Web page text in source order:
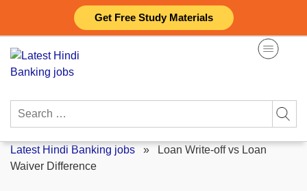
Get Free Study Materials
content
Search
Latest Hindi Banking jobs » Loan Write-off vs Loan
Waiver Difference